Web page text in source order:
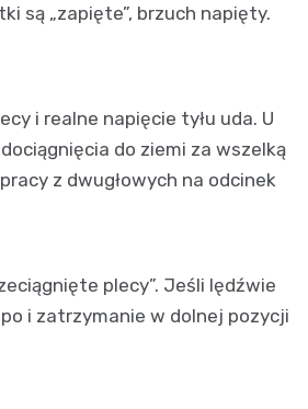
są „zapięte”, brzuch napięty.
i realne napięcie tyłu uda. U
do ziemi za wszelką
z dwugłowych na odcinek
plecy”. Jeśli lędźwie
i zatrzymanie w dolnej pozycji